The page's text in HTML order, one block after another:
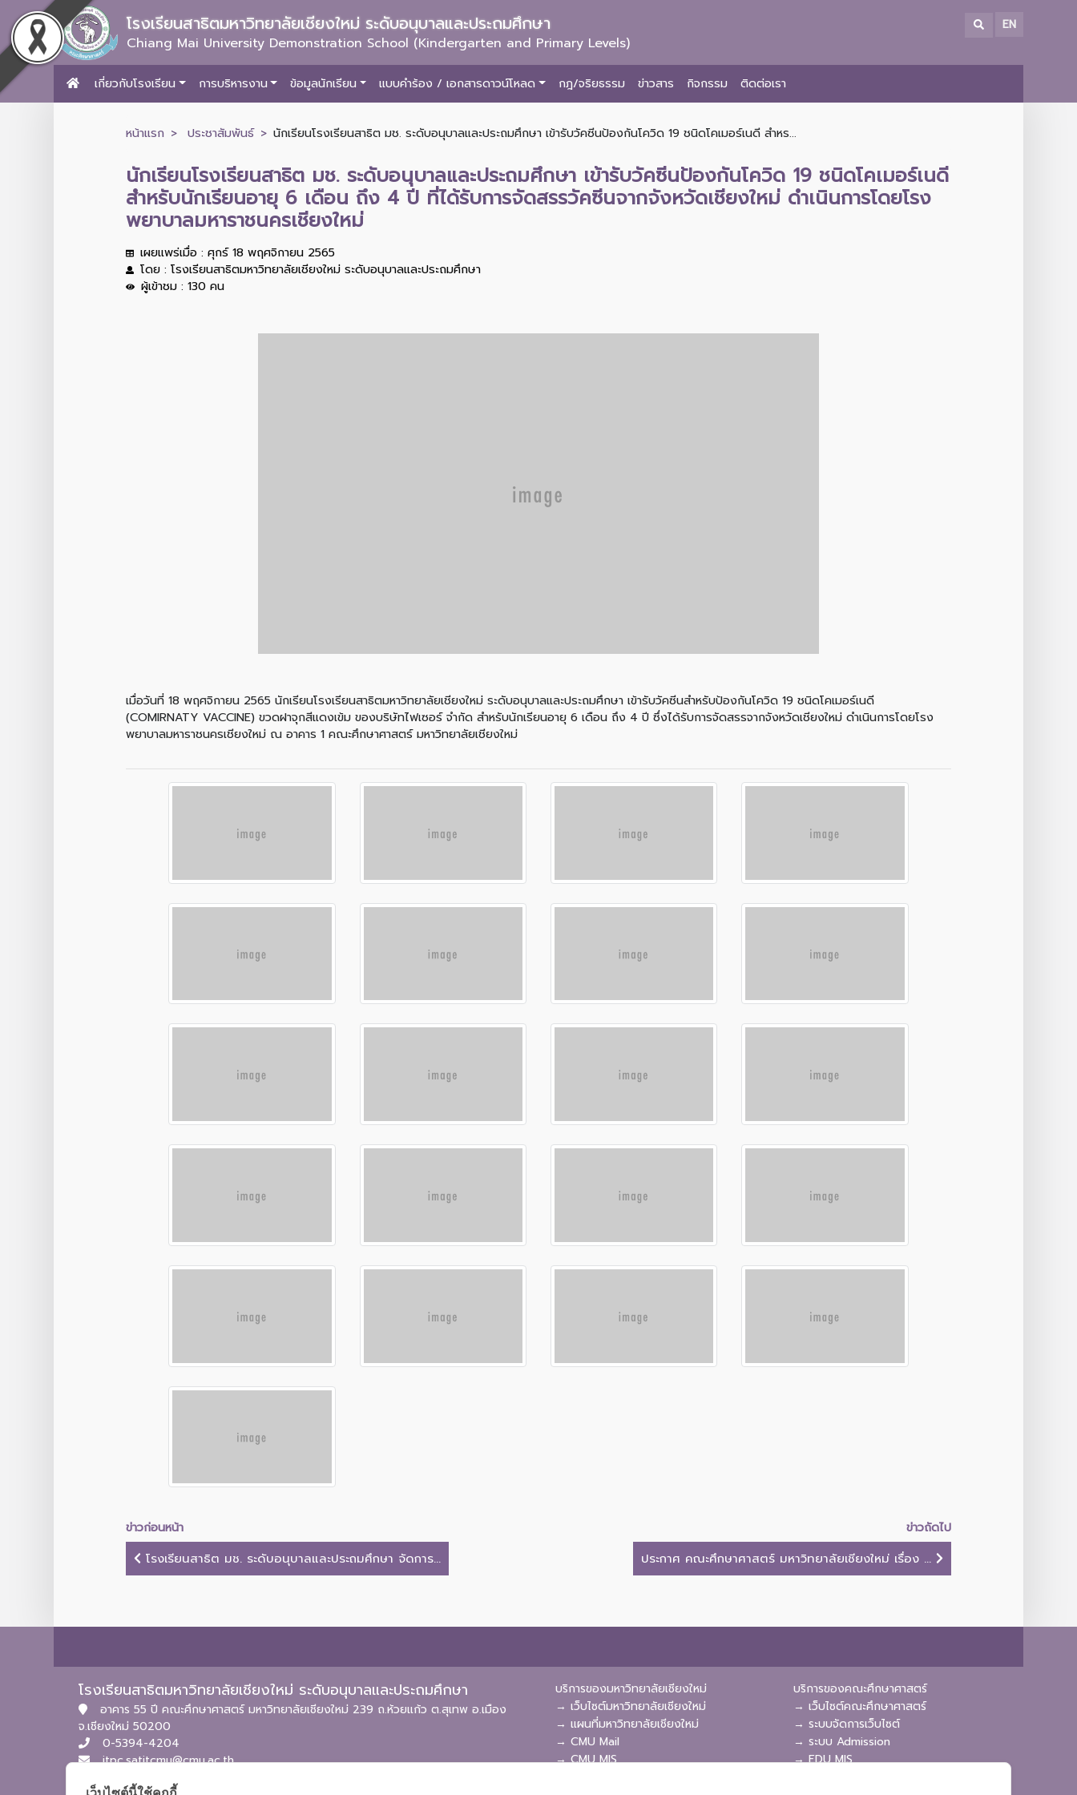
โรงเรียนสาธิตมหาวิทยาลัยเชียงใหม่ ระดับอนุบาลและประถมศึกษา
Chiang Mai University Demonstration School (Kindergarten and Primary Levels)
EN
เกี่ยวกับโรงเรียน การบริหารงาน ข้อมูลนักเรียน แบบคำร้อง / เอกสารดาวน์โหลด กฎ/จริยธรรม ข่าวสาร กิจกรรม ติดต่อเรา
หน้าแรก ประชาสัมพันธ์ นักเรียนโรงเรียนสาธิต มช. ระดับอนุบาลและประถมศึกษา เข้ารับวัคซีนป้องกันโควิด 19 ชนิดโคเมอร์เนดี สำหร...
นักเรียนโรงเรียนสาธิต มช. ระดับอนุบาลและประถมศึกษา เข้ารับวัคซีนป้องกันโควิด 19 ชนิดโคเมอร์เนดี
สำหรับนักเรียนอายุ 6 เดือน ถึง 4 ปี ที่ได้รับการจัดสรรวัคซีนจากจังหวัดเชียงใหม่ ดำเนินการโดยโรง
พยาบาลมหาราชนครเชียงใหม่
เผยแพร่เมื่อ : ศุกร์ 18 พฤศจิกายน 2565
โดย : โรงเรียนสาธิตมหาวิทยาลัยเชียงใหม่ ระดับอนุบาลและประถมศึกษา
ผู้เข้าชม : 130 คน
เมื่อวันที่ 18 พฤศจิกายน 2565 นักเรียนโรงเรียนสาธิตมหาวิทยาลัยเชียงใหม่ ระดับอนุบาลและประถมศึกษา เข้ารับวัคซีนสำหรับป้องกันโควิด 19 ชนิดโคเมอร์เนดี
(COMIRNATY VACCINE) ขวดฝาจุกสีแดงเข้ม ของบริษัทไฟเซอร์ จำกัด สำหรับนักเรียนอายุ 6 เดือน ถึง 4 ปี ซึ่งได้รับการจัดสรรจากจังหวัดเชียงใหม่ ดำเนินการโดยโรง
พยาบาลมหาราชนครเชียงใหม่ ณ อาคาร 1 คณะศึกษาศาสตร์ มหาวิทยาลัยเชียงใหม่
ข่าวก่อนหน้า
ข่าวถัดไป
โรงเรียนสาธิต มช. ระดับอนุบาลและประถมศึกษา จัดการ...
ประกาศ คณะศึกษาศาสตร์ มหาวิทยาลัยเชียงใหม่ เรื่อง ...
โรงเรียนสาธิตมหาวิทยาลัยเชียงใหม่ ระดับอนุบาลและประถมศึกษา
อาคาร 55 ปี คณะศึกษาศาสตร์ มหาวิทยาลัยเชียงใหม่ 239 ถ.ห้วยแก้ว ต.สุเทพ อ.เมือง
จ.เชียงใหม่ 50200
0-5394-4204
itpc.satitcmu@cmu.ac.th
บริการของมหาวิทยาลัยเชียงใหม่
→ เว็บไซต์มหาวิทยาลัยเชียงใหม่
→ แผนที่มหาวิทยาลัยเชียงใหม่
→ CMU Mail
→ CMU MIS
บริการของคณะศึกษาศาสตร์
→ เว็บไซต์คณะศึกษาศาสตร์
→ ระบบจัดการเว็บไซต์
→ ระบบ Admission
→ EDU MIS